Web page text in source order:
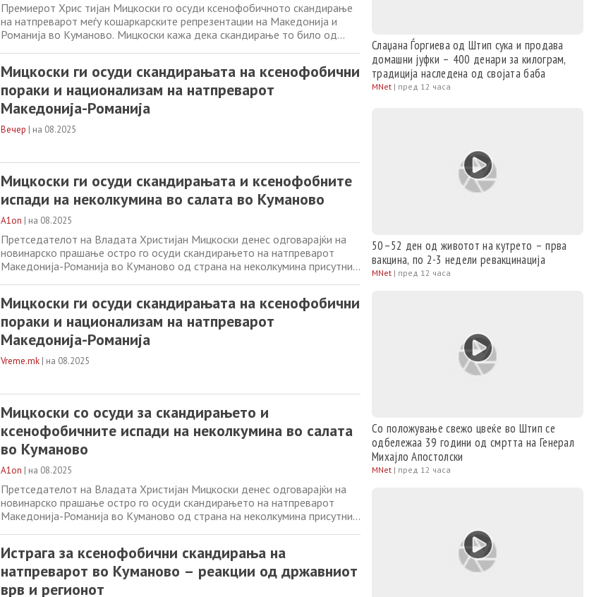
Премиерот Хрис тијан Мицкоски го осуди ксенофобичното скандирање
на натпреварот меѓу кошаркарските репрезентации на Македонија и
Романија во Куманово. Мицкоски кажа дека скандирање то било од
домаќинот, а тоа беше К ошаркарската
Мицкоски ги осуди скандирањата на ксенофобични
пораки и национализам на натпреварот
Македонија-Романија
Вечер | на 08.2025
Мицкоски ги осуди скандирањата и ксенофобните
испади на неколкумина во салата во Куманово
A1on | на 08.2025
Претседателот на Владата Христијан Мицкоски денес одговарајќи на
новинарско прашање остро го осуди скандирањето на натпреварот
Македонија-Романија во Куманово од страна на неколкумина присутни
вчерашниот ден домаќинот а тоа
Мицкоски ги осуди скандирањата на ксенофобични
пораки и национализам на натпреварот
Македонија-Романија
Vreme.mk | на 08.2025
Мицкоски со осуди за скандирањето и
ксенофобичните испади на неколкумина во салата
во Куманово
A1on | на 08.2025
Претседателот на Владата Христијан Мицкоски денес одговарајќи на
новинарско прашање остро го осуди скандирањето на натпреварот
Македонија-Романија во Куманово од страна на неколкумина присутни
вчерашниот ден домаќинот а тоа
Истрага за ксенофобични скандирања на
натпреварот во Куманово – реакции од државниот
врв и регионот
Слаџана Ѓоргиева од Штип сука и продава
домашни јуфки – 400 денари за килограм,
традиција наследена од својата баба
MNet | пред 12 часа
50–52 ден од животот на кутрето – прва
вакцина, по 2-3 недели ревакцинација
MNet | пред 12 часа
Со положување свежо цвеќе во Штип се
одбележаа 39 години од смртта на Генерал
Михајло Апостолски
MNet | пред 12 часа